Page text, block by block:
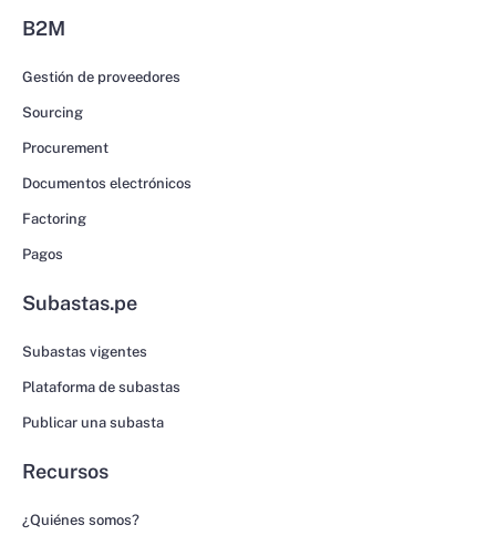
B2M
Gestión de proveedores
Sourcing
Procurement
Documentos electrónicos
Factoring
Pagos
Subastas.pe
Subastas vigentes
Plataforma de subastas
Publicar una subasta
Recursos
¿Quiénes somos?